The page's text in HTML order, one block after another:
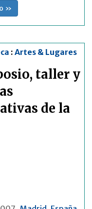
»
: Artes & Lugares
taller y
de la